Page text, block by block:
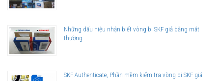
Những dấu hiệu nhận biết vòng bi SKF giả bằng mắt
thường
SKF Authenticate, Phần mềm kiểm tra vòng bi SKF giả